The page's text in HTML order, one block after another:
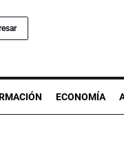
ECONOMÍA